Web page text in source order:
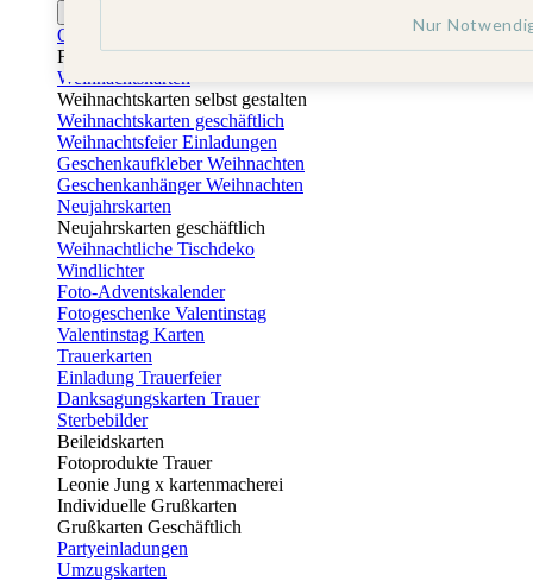
Osterkarten
Fotogeschenke zu Ostern
Weihnachtskarten
Weihnachtskarten selbst gestalten
Weihnachtskarten geschäftlich
Weihnachtsfeier Einladungen
Geschenkaufkleber Weihnachten
Geschenkanhänger Weihnachten
Neujahrskarten
Neujahrskarten geschäftlich
Weihnachtliche Tischdeko
Windlichter
Foto-Adventskalender
Fotogeschenke Valentinstag
Valentinstag Karten
Trauerkarten
Einladung Trauerfeier
Danksagungskarten Trauer
Sterbebilder
Beileidskarten
Fotoprodukte Trauer
Leonie Jung x kartenmacherei
Individuelle Grußkarten
Grußkarten Geschäftlich
Partyeinladungen
Umzugskarten
Nur